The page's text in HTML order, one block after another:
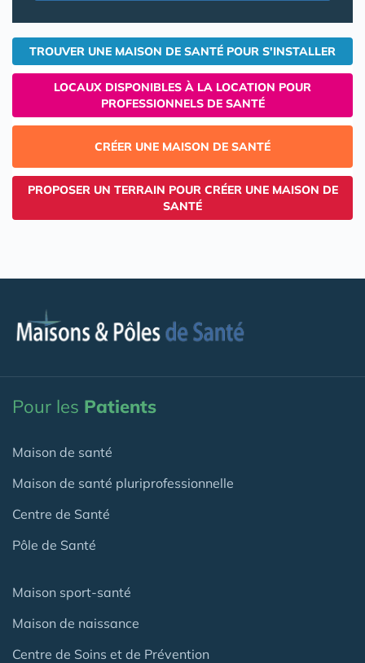
TROUVER UNE MAISON DE SANTÉ POUR S'INSTALLER
LOCAUX DISPONIBLES À LA LOCATION POUR
PROFESSIONNELS DE SANTÉ
CRÉER UNE MAISON DE SANTÉ
PROPOSER UN TERRAIN POUR CRÉER UNE MAISON DE
SANTÉ
Pour les Patients
Maison de santé
Maison de santé pluriprofessionnelle
Centre de Santé
Pôle de Santé
Maison sport-santé
Maison de naissance
Centre de Soins et de Prévention